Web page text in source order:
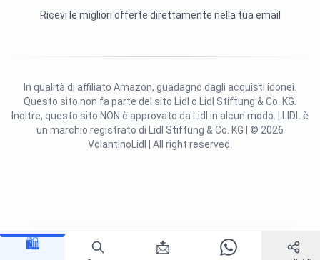
🛍️ 📩
Ricevi le migliori offerte direttamente nella tua email
Questo sito non fa parte del sito Lidl o Lidl Stiftung & Co. KG.
Inoltre, questo sito NON è approvato da Lidl in alcun modo. | LIDL è
un marchio registrato di Lidl Stiftung & Co. KG | © 2026
VolantinoLidl | All right reserved.
In qualità di affiliato Amazon, guadagno dagli acquisti idonei.